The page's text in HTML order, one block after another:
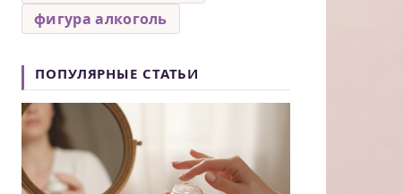
фигура алкоголь
ПОПУЛЯРНЫЕ СТАТЬИ